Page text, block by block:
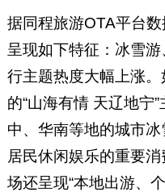
据同程旅游OTA平台
呈现如下特征：冰雪
行主题热度大幅上涨。
的“山海有情 天辽地宁
中、华南等地的城市
居民休闲娱乐的重要
场还呈现“本地出游、